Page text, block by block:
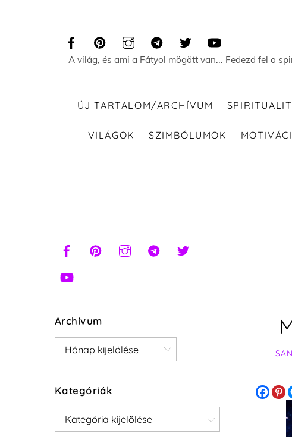
A világ, és ami a Fátyol mögött van... Fedezd fel a
ÚJ TARTALOM/ARCHÍVUM
VILÁGOK SZIMBÓLUMOK
Archívum
Archívum
Kategóriák
Kategóriák